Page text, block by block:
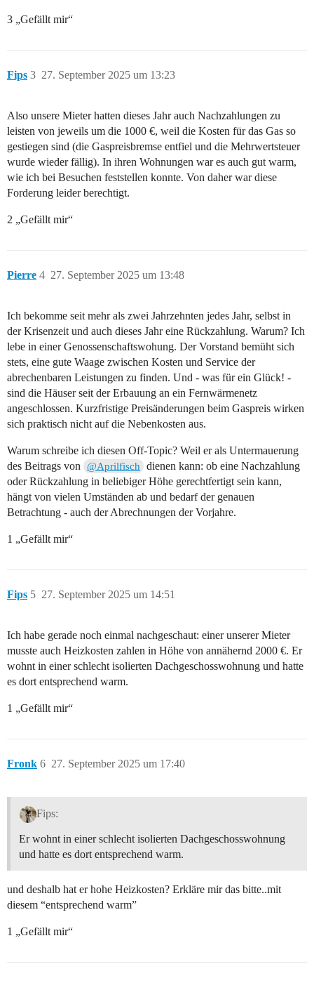
3 „Gefällt mir“
Fips 27. September 2025 um 13:23
3
Also unsere Mieter hatten dieses Jahr auch Nachzahlungen zu
leisten von jeweils um die 1000 €, weil die Kosten für das Gas so
gestiegen sind (die Gaspreisbremse entfiel und die Mehrwertsteuer
wurde wieder fällig). In ihren Wohnungen war es auch gut warm,
wie ich bei Besuchen feststellen konnte. Von daher war diese
Forderung leider berechtigt.
2 „Gefällt mir“
Pierre 27. September 2025 um 13:48
4
Ich bekomme seit mehr als zwei Jahrzehnten jedes Jahr, selbst in
der Krisenzeit und auch dieses Jahr eine Rückzahlung. Warum? Ich
lebe in einer Genossenschaftswohung. Der Vorstand bemüht sich
stets, eine gute Waage zwischen Kosten und Service der
abrechenbaren Leistungen zu finden. Und - was für ein Glück! -
sind die Häuser seit der Erbauung an ein Fernwärmenetz
angeschlossen. Kurzfristige Preisänderungen beim Gaspreis wirken
sich praktisch nicht auf die Nebenkosten aus.
Warum schreibe ich diesen Off-Topic? Weil er als Untermauerung
des Beitrags von
@Aprilfisch
dienen kann: ob eine Nachzahlung
oder Rückzahlung in beliebiger Höhe gerechtfertigt sein kann,
hängt von vielen Umständen ab und bedarf der genauen
Betrachtung - auch der Abrechnungen der Vorjahre.
1 „Gefällt mir“
Fips 27. September 2025 um 14:51
5
Ich habe gerade noch einmal nachgeschaut: einer unserer Mieter
musste auch Heizkosten zahlen in Höhe von annähernd 2000 €. Er
wohnt in einer schlecht isolierten Dachgeschosswohnung und hatte
es dort entsprechend warm.
1 „Gefällt mir“
Fronk 27. September 2025 um 17:40
6
Fips:
Er wohnt in einer schlecht isolierten Dachgeschosswohnung
und hatte es dort entsprechend warm.
und deshalb hat er hohe Heizkosten? Erkläre mir das bitte..mit
diesem “entsprechend warm”
1 „Gefällt mir“